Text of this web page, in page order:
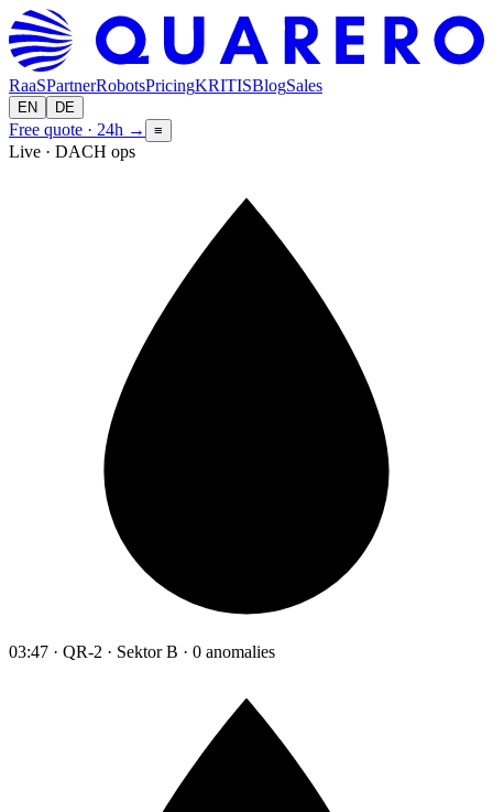
RaaSPartnerRobotsPricingKRITISBlogSales
EN DE
Free quote · 24h → ≡
Live · DACH ops
03:47 · QR-2 · Sektor B · 0 anomalies